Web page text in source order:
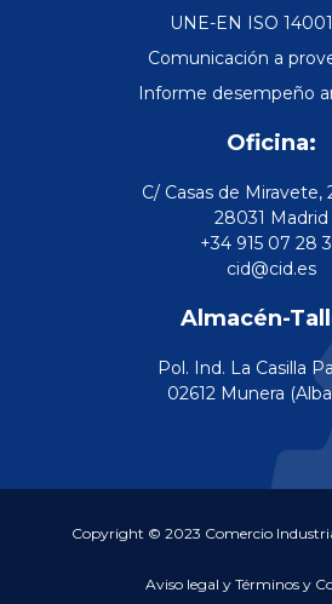
UNE-EN ISO
Comunicación a
Informe desempeño
Oficina:
C/ Casas de Miravete,
28031 Madrid
+34 915 07 28
cid@cid.es
Almacén-
Pol. Ind. La Casilla
02612 Munera
Copyright © 2023 Comercio
Aviso legal y Términos y